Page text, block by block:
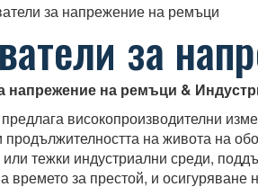
за напрежение на ремъци
за
напрежение на ремъци &
високопроизводителни
продължителността на живота на
или тежки индустриални среди,
времето за престой, и